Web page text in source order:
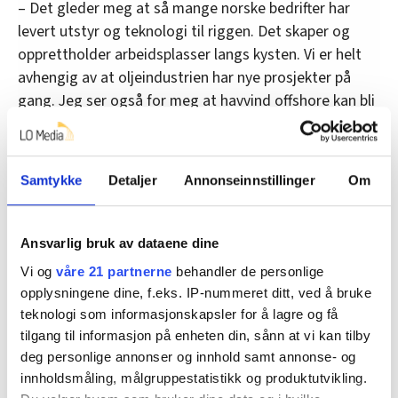
Samtykke Detaljer Annonseinnstillinger Om
Ansvarlig bruk av dataene dine
Vi og våre 21 partnerne behandler de personlige
opplysningene dine, f.eks. IP-nummeret ditt, ved å bruke
teknologi som informasjonskapsler for å lagre og få
tilgang til informasjon på enheten din, sånn at vi kan tilby
deg personlige annonser og innhold samt annonse- og
innholdsmåling, målgruppestatistikk og produktutvikling.
– Det gleder meg at så mange norske bedrifter har
levert utstyr og teknologi til riggen. Det skaper og
opprettholder arbeidsplasser langs kysten. Vi er helt
avhengig av at oljeindustrien har nye prosjekter på
gang. Jeg ser også for meg at havvind offshore kan bli
en viktig næring i fremtiden med kompetanse fra
oljebransjen, sier hun.
Selve stålunderstellet ble bygd av verftet Hyundai i
Sør-Korea. Riggen kostet i overkant av åtte milliarder
har nå leiekontrakt med Northern Drilling. Dagraten er
på om lag 300 000 dollar.
– Fra Seadrill stiller vi med 190 arbeidere. 63 av dem vil
være om bord til enhver tid, sier Drageide.